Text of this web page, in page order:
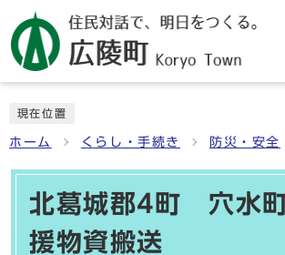
現在位置
ホーム くらし・手続き 防災・安全
北葛城郡4町 穴水
援物資搬送